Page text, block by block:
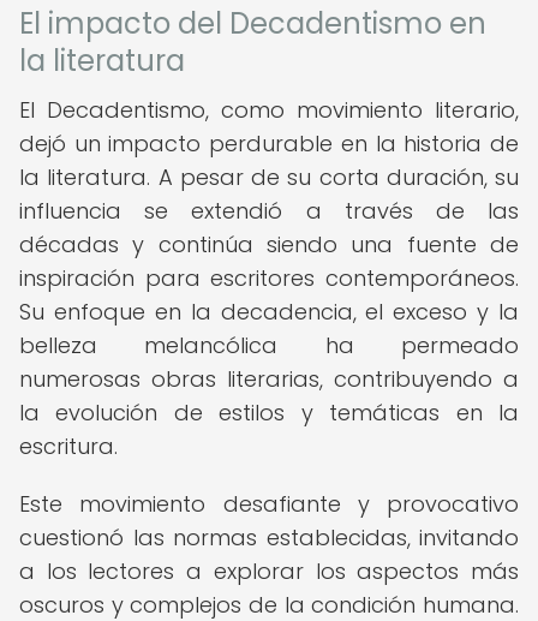
El impacto del Decadentismo en
la literatura
El Decadentismo, como movimiento literario,
dejó un impacto perdurable en la historia de
la literatura. A pesar de su corta duración, su
influencia se extendió a través de las
décadas y continúa siendo una fuente de
inspiración para escritores contemporáneos.
Su enfoque en la decadencia, el exceso y la
belleza melancólica ha permeado
numerosas obras literarias, contribuyendo a
la evolución de estilos y temáticas en la
escritura.
Este movimiento desafiante y provocativo
cuestionó las normas establecidas, invitando
a los lectores a explorar los aspectos más
oscuros y complejos de la condición humana.